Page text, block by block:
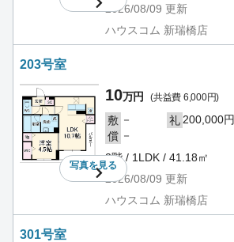
2026/08/09 更新
ハウスコム 新瑞橋店
203号室
写真を見る
10万円 (共益費 6,000円)
敷 － 礼200,000円
償 －
2階 / 1LDK / 41.18㎡
2026/08/09 更新
ハウスコム 新瑞橋店
301号室